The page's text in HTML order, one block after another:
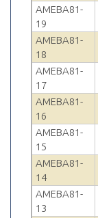
AMEBA81-
19
AMEBA81-
18
AMEBA81-
17
AMEBA81-
16
AMEBA81-
15
AMEBA81-
14
AMEBA81-
13